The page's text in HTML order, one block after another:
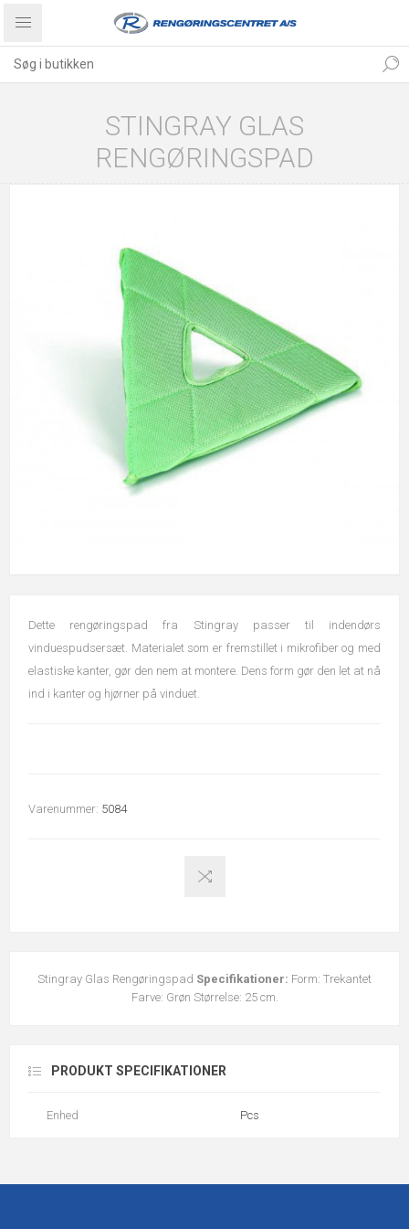
STINGRAY GLAS
RENGØRINGSPAD
Dette rengøringspad fra Stingray passer til indendørs
vinduespudsersæt. Materialet som er fremstillet i mikrofiber og med
elastiske kanter, gør den nem at montere. Dens form gør den let at nå
ind i kanter og hjørner på vinduet.
Varenummer: 5084
Stingray Glas Rengøringspad Specifikationer: Form: Trekantet
Farve: Grøn Størrelse: 25 cm.
PRODUKT SPECIFIKATIONER
Enhed Pcs